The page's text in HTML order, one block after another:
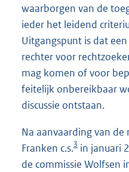
waarborgen van de
ieder het leidend
Uitgangspunt is dat
rechter voor
mag komen of voor
feitelijk onbereikbaar
discussie ontstaan.
Na aanvaarding van de
Franken c.s.3 in januari
de commissie Wolfsen